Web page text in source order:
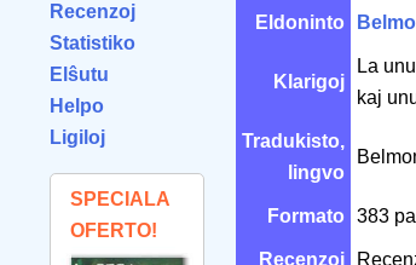
Recenzoj
Statistiko
Elŝutu
Helpo
Ligiloj
SPECIALA
OFERTO!
Eldoninto
Klarigoj
La
kaj
Tradukisto,
lingvo
Formato 383
Recenzoj